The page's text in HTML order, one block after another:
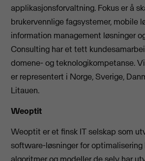
applikasjonsforvaltning. Fokus er å
brukervennlige fagsystemer, mobile
information management løsninger
Consulting har et tett
domene- og teknologikompetanse.
er representert i Norge, Sverige,
Litauen.
Weoptit
Weoptit er et finsk IT selskap som
software-løsninger for